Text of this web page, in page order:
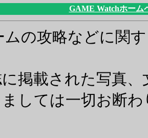
GAME Watchホーム
ムの攻略などに関
掲載された写真
しては一切お断